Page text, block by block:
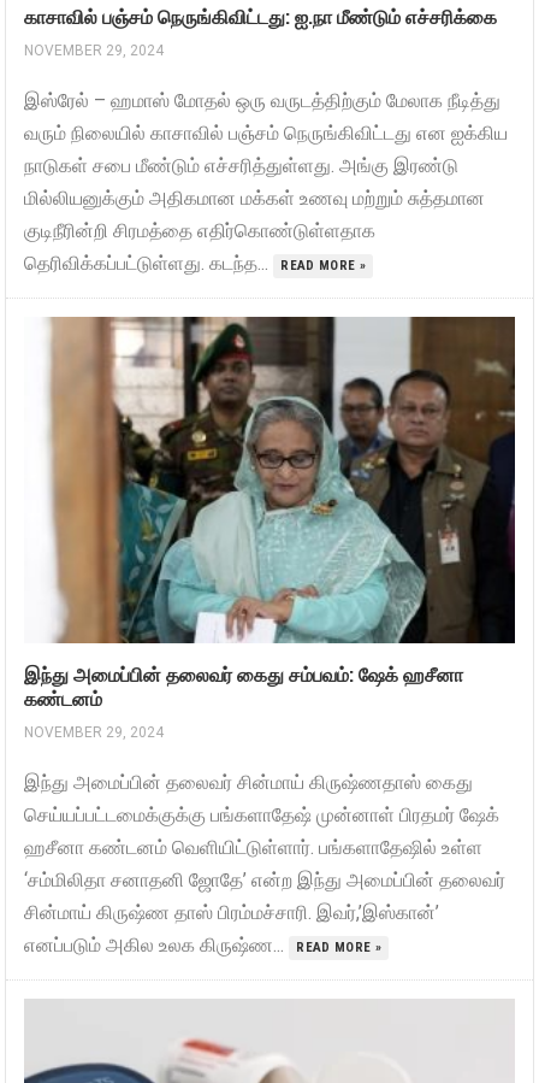
காசாவில் பஞ்சம் நெருங்கிவிட்டது: ஐ.நா மீண்டும் எச்சரிக்கை
NOVEMBER 29, 2024
இஸ்ரேல் – ஹமாஸ் மோதல் ஒரு வருடத்திற்கும் மேலாக நீடித்து
வரும் நிலையில் காசாவில் பஞ்சம் நெருங்கிவிட்டது என ஐக்கிய
நாடுகள் சபை மீண்டும் எச்சரித்துள்ளது. அங்கு இரண்டு
மில்லியனுக்கும் அதிகமான மக்கள் உணவு மற்றும் சுத்தமான
குடிநீரின்றி சிரமத்தை எதிர்கொண்டுள்ளதாக
தெரிவிக்கப்பட்டுள்ளது. கடந்த...
READ MORE »
இந்து அமைப்பின் தலைவர் கைது சம்பவம்: ஷேக் ஹசீனா
கண்டனம்
NOVEMBER 29, 2024
இந்து அமைப்பின் தலைவர் சின்மாய் கிருஷ்ணதாஸ் கைது
செய்யப்பட்டமைக்குக்கு பங்களாதேஷ் முன்னாள் பிரதமர் ஷேக்
ஹசீனா கண்டனம் வெளியிட்டுள்ளார். பங்களாதேஷில் உள்ள
‘சம்மிலிதா சனாதனி ஜோதே’ என்ற இந்து அமைப்பின் தலைவர்
சின்மாய் கிருஷ்ண தாஸ் பிரம்மச்சாரி. இவர்,’இஸ்கான்’
எனப்படும் அகில உலக கிருஷ்ண...
READ MORE »